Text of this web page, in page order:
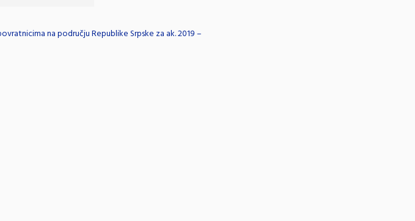
na području Republike Srpske za ak. 2019 –